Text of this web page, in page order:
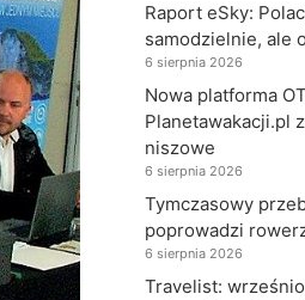
Raport eSky:
samodzielnie, ale
6 sierpnia 2026
Nowa platforma
Planetawakacji.pl
niszowe
6 sierpnia 2026
Tymczasowy
poprowadzi
6 sierpnia 2026
Travelist: